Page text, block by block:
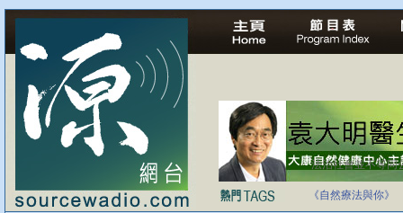
法治社會並不等同
《自然療法與你》